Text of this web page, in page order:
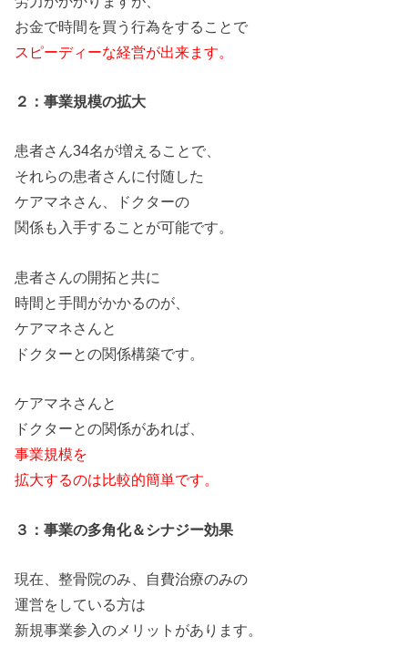
お金で時間を買う行為をすることで
スピーディーな経営が出来ます。
２：事業規模の拡大
患者さん34名が増えることで、
それらの患者さんに付随した
ケアマネさん、ドクターの
関係も入手すること が可能です。
患者さんの開拓と共に
時間と手間がかかるのが
ケアマネさんと
ドクターとの関係構築です。
ケアマネさんと
ドクターとの関係があれば、
事業規模を
拡大するのは比較的簡単です。
３：事業の多角化＆シナジー効果
現在、整骨院のみ、自費治療のみの
運営を している方は
新規事業参入の メリット があります。